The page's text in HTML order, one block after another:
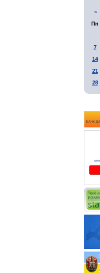
«
Пн
7
14
21
28